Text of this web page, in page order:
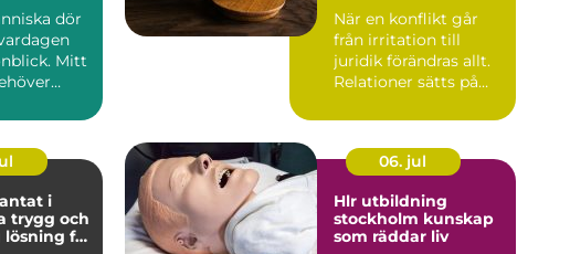
dör
Mitt
När en konflikt går
från irritation till
juridik förändras allt.
Relationer sätts på
i
för
06. jul
Hlr utbildning
stockholm kunskap
som räddar liv